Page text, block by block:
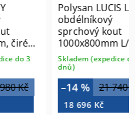
Polysan LUCIS LINE
obdélníkový
sprchový kout
1000x800mm L/P
varianta
DL1015DL3315
Skladem (expedice do 3
21 740 Kč
18 696 Kč